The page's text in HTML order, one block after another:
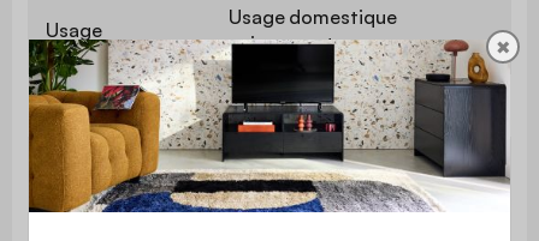
Usage
Usage domestique
uniquement
Garantie 2 ans
Montage
Le produit est livré en kit à
monter soi-même. Une
notice est fournie
✖